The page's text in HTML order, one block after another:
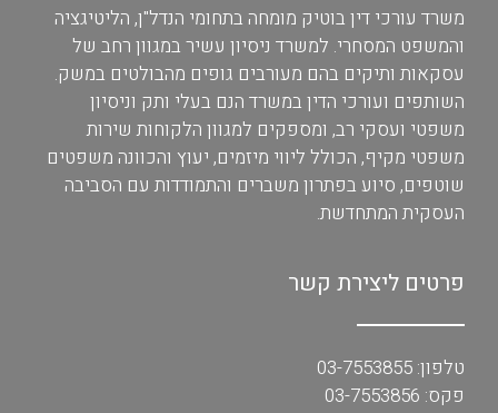
משרד עורכי דין בוטיק מומחה בתחומי הנדל"ן, הליטיגציה
והמשפט המסחרי. למשרד ניסיון עשיר במגוון רחב של
עסקאות ותיקים בהם מעורבים גופים מהבולטים במשק.
השותפים ועורכי הדין במשרד הנם בעלי ותק וניסיון
משפטי ועסקי רב, ומספקים למגוון הלקוחות שירות
משפטי מקיף, הכולל ליווי מיזמים, יעוץ והכוונה משפטים
שוטפים, סיוע בפתרון משברים והתמודדות עם הסביבה
העסקית המתחדשת.
פרטים ליצירת קשר
טלפון: 03-7553855
פקס: 03-7553856